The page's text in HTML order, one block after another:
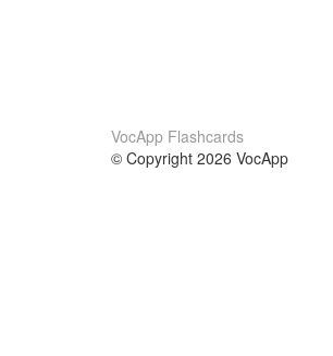
VocApp Flashcards
© Copyright 2026 VocApp